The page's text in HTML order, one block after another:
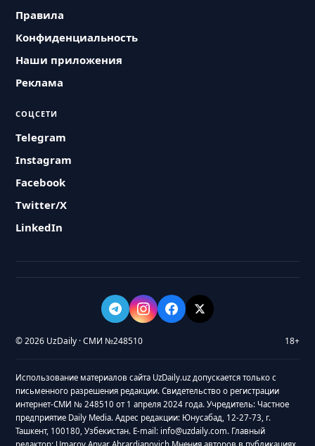
Правила
Конфиденциальность
Наши приложения
Реклама
СОЦСЕТИ
Telegram
Instagram
Facebook
Twitter/X
LinkedIn
© 2026 UzDaily · СМИ №248510 18+
Использование материалов сайта UzDaily.uz допускается только с
письменного разрешения редакции. Свидетельство о регистрации
интернет-СМИ № 248510 от 1 апреля 2024 года. Учредитель: Частное
предприятие Daily Media. Адрес редакции: Юнусабад, 12-27-73, г.
Ташкент, 100180, Узбекистан. E-mail: info@uzdaily.com. Главный